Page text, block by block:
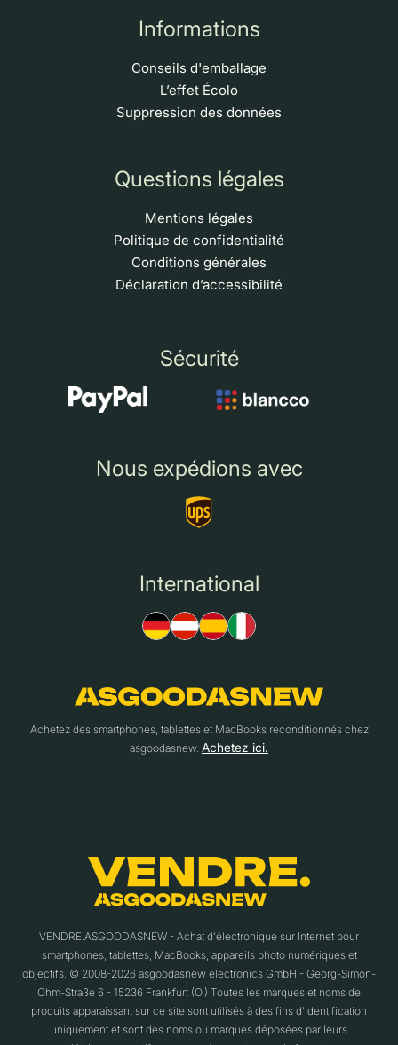
Informations
Conseils d'emballage
L’effet Écolo
Suppression des données
Questions légales
Mentions légales
Politique de confidentialité
Conditions générales
Déclaration d’accessibilité
Sécurité
Nous expédions avec
International
Achetez des smartphones, tablettes et MacBooks reconditionnés chez
asgoodasnew. Achetez ici.
VENDRE.ASGOODASNEW - Achat d'électronique sur Internet pour
smartphones, tablettes, MacBooks, appareils photo numériques et
objectifs. © 2008-2026 asgoodasnew electronics GmbH - Georg-Simon-
Ohm-Straße 6 - 15236 Frankfurt (O.) Toutes les marques et noms de
produits apparaissant sur ce site sont utilisés à des fins d'identification
uniquement et sont des noms ou marques déposées par leurs